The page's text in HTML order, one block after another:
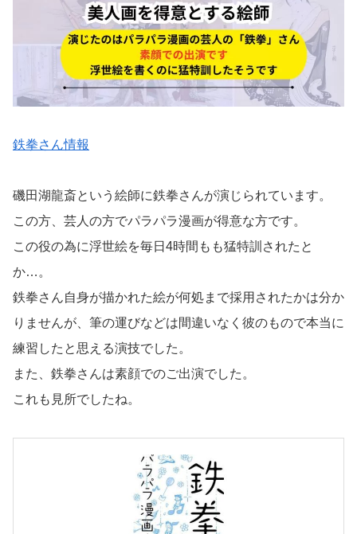
鉄拳さん情報
磯田湖龍斎という絵師に鉄拳さんが演じられています。
この方、芸人の方でパラパラ漫画が得意な方です。
この役の為に浮世絵を毎日4時間もも猛特訓されたと
か…。
鉄拳さん自身が描かれた絵が何処まで採用されたかは分か
りませんが、筆の運びなどは間違いなく彼のもので本当に
練習したと思える演技でした。
また、鉄拳さんは素顔でのご出演でした。
これも見所でしたね。